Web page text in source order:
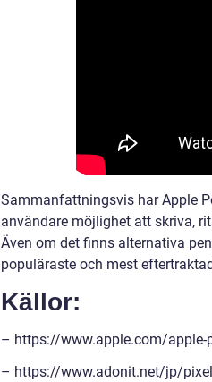
Sammanfattningsvis har Apple
användare möjlighet att skriva,
Även om det finns alternativa
populäraste och mest
Källor:
– https://www.apple.com/apple-
– https://www.adonit.net/jp/